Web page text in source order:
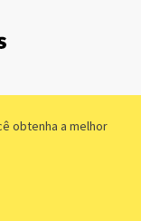
obtenha a melhor
0001-89 - Rua Dr.
SP - Brasil